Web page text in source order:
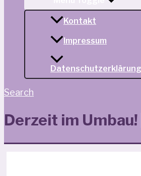
Kontakt
Impressum
Datenschutzerklärung
Search
Derzeit im